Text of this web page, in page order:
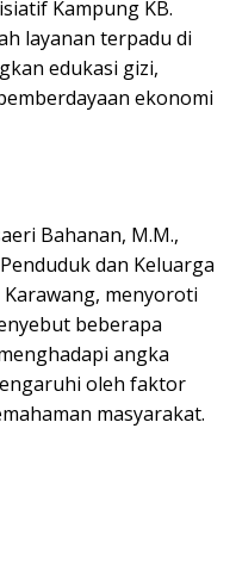
Kampung KB.
layanan terpadu di
edukasi gizi,
ekonomi
Bahanan, M.M.,
dan Keluarga
Karawang, menyoroti
beberapa
angka
oleh faktor
masyarakat.